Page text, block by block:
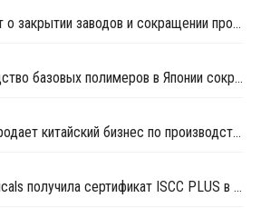
Asahi Kasei объявляет о закрытии заводов и сокращении производственных мощностей в Японии
В 2024 году производство базовых полимеров в Японии сократилось на 5,3%
Sumitomo Chemical продает китайский бизнес по производству поляризационной пленки
Dow-Mitsui Polychemicals получила сертификат ISCC PLUS в Японии